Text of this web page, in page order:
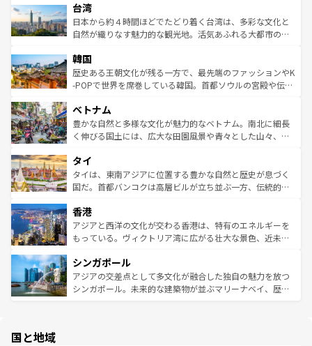
ならではの贅沢な旅のスタイルだ。 なお、新着のアメリカ
情報はコンテンツ一覧を参照してほしい。
れるおもてなしの心で訪れる人々を迎えてくれるハワイの
人々、おいしいローカルフードやハワイアンミュージッ
ク、伝統的なフラダンスなど、すべてがハワイの魅力を彩
ワイを、存分に味わってほしい。 なお、新着のハワイ情報
はコンテンツ一覧を参照してほしい。
リアリーフや大陸中央部にそびえるウルル（エアーズロッ
ク）、タスマニアの美しい原生林やケアンズの熱帯雨林な
ど、見どころがたくさん。また、カフェやワイン、オージ
いる。アクティビティも充実しており、サーフィンやダイ
ビング、ハイキングなど、アウトドア好きにはたまらな
い。オーストラリアの多彩な魅力を存分に味わいつくそ
参照してほしい。
台湾
日本から約４時間ほどでたどり着く台湾は、多彩な文化と
自然が織りなす魅力的な観光地。活気あふれる大都市の台
ン）、静ひつな山岳地帯である台湾東部など、都市の喧騒
と山間の静けさが共存しており、訪れる人に新しい発見と
驚きをもたらしてくれる。また、奥深い台湾の食文化も魅
容にもいいと評判のスイーツなど、バラエティ豊かな料理
が味わえる。 なお、新着の台湾情報は コンテンツ一覧を参
照してほしい。
韓国
歴史ある王朝文化が残る一方で、最先端のファッションやK
-POPで世界を席巻している韓国。首都ソウルの宮殿や伝統
き、地方に足を延ばせば四季折々の自然美を楽しむことが
できる。そして、キムチや焼肉、絶品のストリートフード
まで、さまざまな韓国料理が待っている。夜には、韓国な
リティに包まれながら、韓国の多彩な魅力を心ゆくまで味
わってみてほしい。 なお、新着の韓国情報はコンテンツ一
覧を参照してほしい。
ベトナム
豊かな自然と多様な文化が魅力的なベトナム。南北に細長
く伸びる国土には、広大な田園風景や青々とした山々、世
急速な発展と共に伝統が息づく。ハノイの古い町並みやホ
ーチミン市のフランス統治時代の建物も、独特の雰囲気を
醸し出している。また、バラエティの豊かさとおいしさで
とつ。フォーやバインミー、ベトナムコーヒーなどは、ぜ
ひ現地で味わいたい。どの地域を訪れてもあたたかい人々
が旅行者を迎えてくれるので、きっと忘れられない旅にな
参照してほしい。
タイ
タイは、東南アジアに位置する豊かな自然と歴史が息づく
国だ。首都バンコクは高層ビルが立ち並ぶ一方、伝統的な
の活気が交差している。北部ではチェンマイなどの山岳地
帯で自然と触れ合い、南部ではプーケットやクラビの美し
いビーチでリゾート気分を楽しむことができる。タイ料理
激する。気候は一年中温暖で、どの季節にも異なる楽しみ
が待っている。親しみやすいタイの人々、仏教を中心とし
た文化、そして多様な観光資源が、訪れる旅人を魅了し続
香港
アジアと西洋の文化が交わる香港は、特有のエネルギーを
もっている。ヴィクトリア湾に広がる壮大な景色、近未来
み、どこを訪れても感動するはず。観光スポットが密集し
ており、効率よく見どころを回れるのも魅力。息をのむよ
うな絶景から文化的な体験まで、香港を存分に楽しみ尽く
シンガポール
アジアの交差点として多文化が融合した独自の魅力を放つ
シンガポール。未来的な建築物が並ぶマリーナベイ、歴史
国と地域